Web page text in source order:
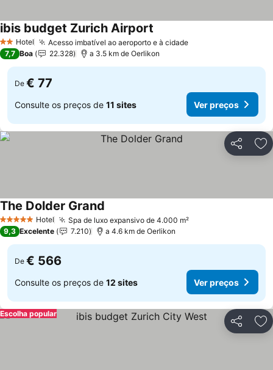
2 Estrelas
Hotel Acesso imbatível ao aeroporto e à cidade
ibis budget Zurich Airport
7,7 Boa 22.328 a 3.5 km de Oerlikon
De € 77
Consulte os preços de 11 sites Ver preços
Partilhar
5 Estrelas Hotel Spa de luxo expansivo de 4.000 m²
The Dolder Grand
9,3 Excelente 7.210 a 4.6 km de Oerlikon
De € 566
Consulte os preços de 12 sites Ver preços
Partilhar
Escolha popular